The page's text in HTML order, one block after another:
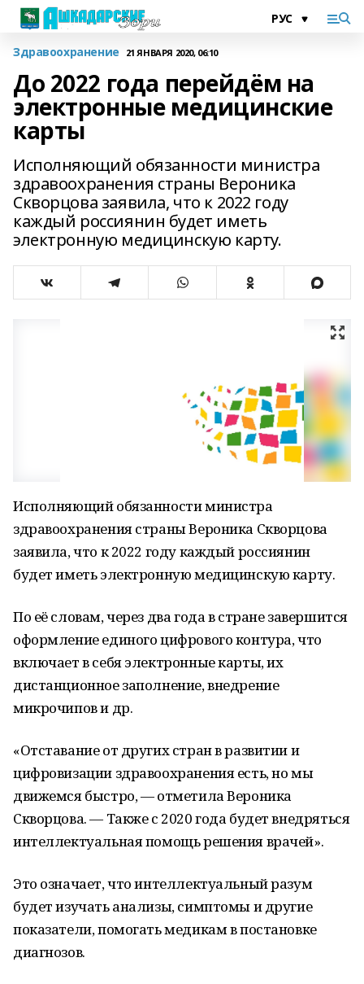
Здравоохранение 21 ЯНВАРЯ 2020, 06:10
До 2022 года перейдём на
электронные медицинские
карты
Исполняющий обязанности министра
здравоохранения страны Вероника
Скворцова заявила, что к 2022 году
каждый россиянин будет иметь
электронную медицинскую карту.
Исполняющий обязанности министра
здравоохранения страны Вероника Скворцова
заявила, что к 2022 году каждый россиянин
будет иметь электронную медицинскую карту.
По её словам, через два года в стране завершится
оформление единого цифрового контура, что
включает в себя электронные карты, их
дистанционное заполнение, внедрение
микрочипов и др.
«Отставание от других стран в развитии и
цифровизации здравоохранения есть, но мы
движемся быстро, — отметила Вероника
Скворцова. — Также с 2020 года будет внедряться
интеллектуальная помощь решения врачей».
Это означает, что интеллектуальный разум
будет изучать анализы, симптомы и другие
показатели, помогать медикам в постановке
диагнозов.